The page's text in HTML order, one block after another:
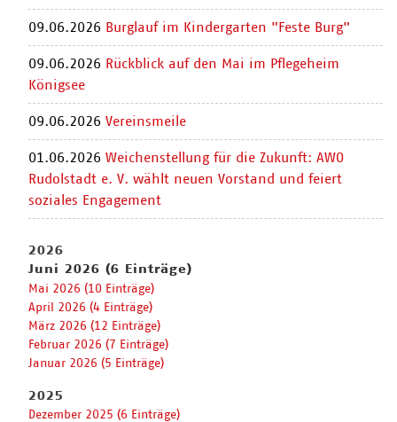
09.06.2026 Burglauf im Kindergarten "Feste Burg"
09.06.2026 Rückblick auf den Mai im Pflegeheim
Königsee
09.06.2026 Vereinsmeile
01.06.2026 Weichenstellung für die Zukunft: AWO
Rudolstadt e. V. wählt neuen Vorstand und feiert
soziales Engagement
2026
Juni 2026 (6 Einträge)
Mai 2026 (10 Einträge)
April 2026 (4 Einträge)
März 2026 (12 Einträge)
Februar 2026 (7 Einträge)
Januar 2026 (5 Einträge)
2025
Dezember 2025 (6 Einträge)